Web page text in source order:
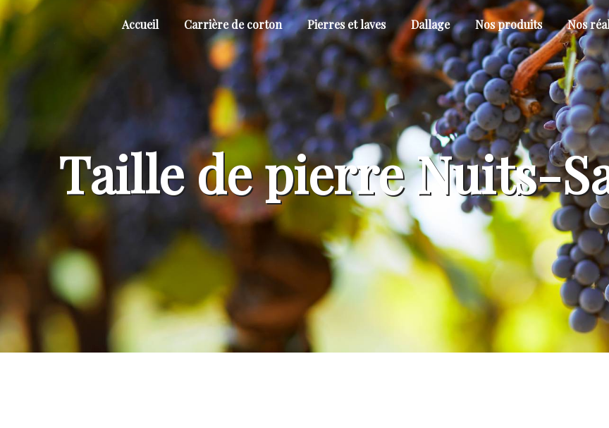
Panneau de gestion des cookies
Accueil Carrière de corton Pierres et laves Dallage Nos produits Nos
Taille de pierre Nuits-